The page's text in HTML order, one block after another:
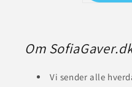
Om
Vi sender alle